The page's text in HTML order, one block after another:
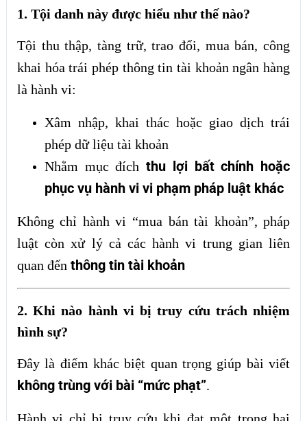
1. Tội danh này được hiểu như thế nào?
Tội thu thập, tàng trữ, trao đổi, mua bán, công
khai hóa trái phép thông tin tài khoản ngân hàng
là hành vi:
Xâm nhập, khai thác hoặc giao dịch trái
phép dữ liệu tài khoản
Nhằm mục đíchthu lợi bất chính hoặc
phục vụ hành vi vi phạm pháp luật khác
Không chỉ hành vi “mua bán tài khoản”, pháp
luật còn xử lý cả các hành vi trung gian liên
quan đến thông tin tài khoản
2. Khi nào hành vi bị truy cứu trách nhiệm
hình sự?
Đây là điểm khác biệt quan trọng giúp bài viết
không trùng với bài “mức phạt”.